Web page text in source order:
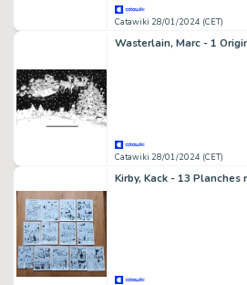
Catawiki 28/01/2024 (CET)
Catawiki 28/01/2024 (CET)